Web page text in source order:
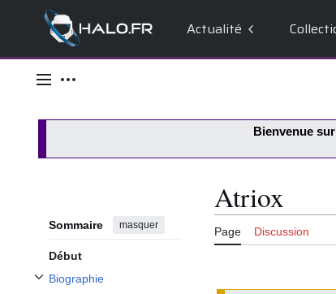
Actualité
Menu principal
Outils personnels
Bienvenue
Sommaire masquer
Début
Biographie
Afficher / masquer la sous-section Biographie
Atriox
Page Discussion